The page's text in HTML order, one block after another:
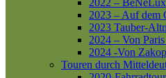
2022 – BeNeLux
2023 – Auf dem
2023 Tauber-
2024 – Von
2024 -Von
Touren durch